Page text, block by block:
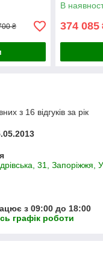
₴
В
374 085
з 16 відгуків за рік
31, Запоріжжя,
з 09:00 до 18:00
графік роботи